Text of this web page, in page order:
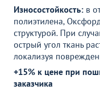
Износостойкость: в
полиэтилена,
структурой. При
острый угол ткань
локализуя
+15% к цене при
заказчика
Товар в корзине